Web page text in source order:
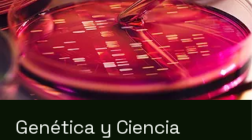
Genética y Ciencia